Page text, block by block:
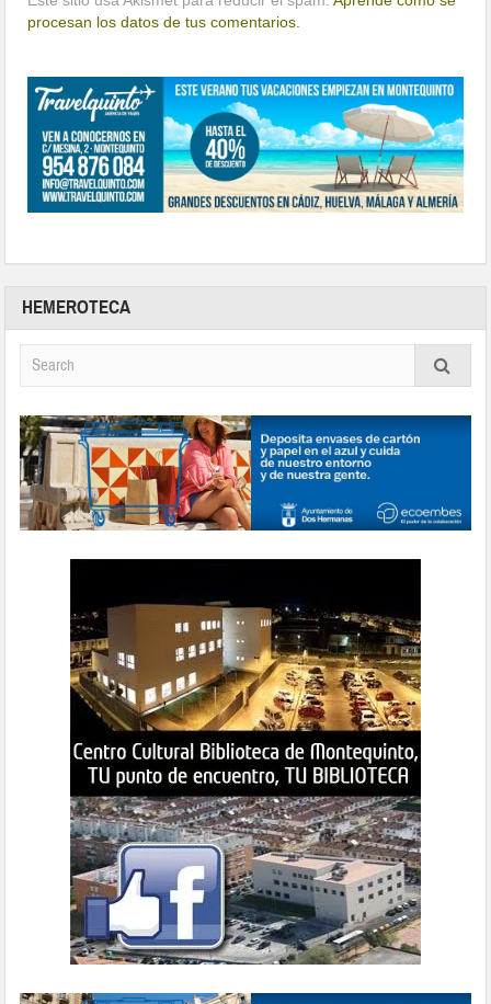
procesan los datos de tus comentarios.
HEMEROTECA